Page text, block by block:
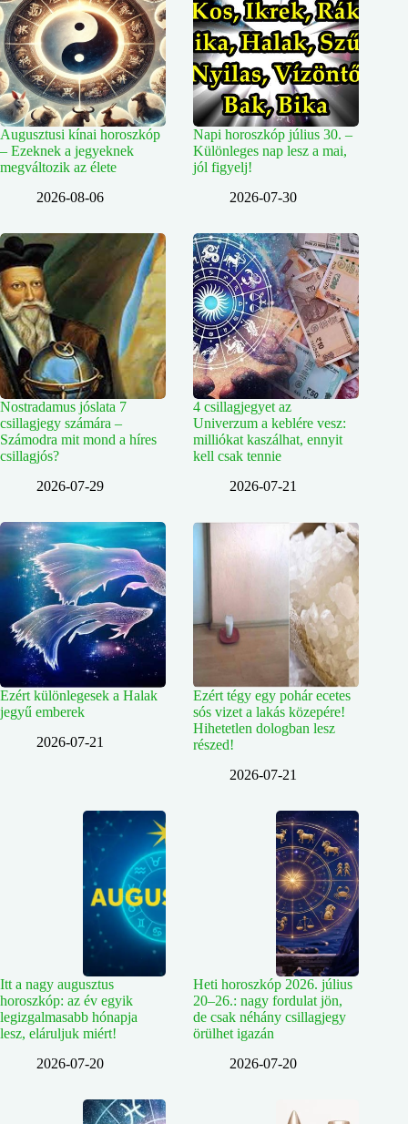
Augusztusi kínai horoszkóp
– Ezeknek a jegyeknek
megváltozik az élete
2026-08-06
Napi horoszkóp július 30. –
Különleges nap lesz a mai,
jól figyelj!
2026-07-30
Nostradamus jóslata 7
csillagjegy számára –
Számodra mit mond a híres
csillagjós?
2026-07-29
4 csillagjegyet az
Univerzum a keblére vesz:
milliókat kaszálhat, ennyit
kell csak tennie
2026-07-21
Ezért különlegesek a Halak
jegyű emberek
2026-07-21
Ezért tégy egy pohár ecetes
sós vizet a lakás közepére!
Hihetetlen dologban lesz
részed!
2026-07-21
Itt a nagy augusztus
horoszkóp: az év egyik
legizgalmasabb hónapja
lesz, eláruljuk miért!
2026-07-20
Heti horoszkóp 2026. július
20–26.: nagy fordulat jön,
de csak néhány csillagjegy
örülhet igazán
2026-07-20